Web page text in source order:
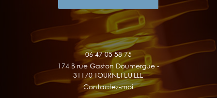
06 47 05 58 75
174 B rue Gaston Doumergue -
31170 TOURNEFEUILLE
Contactez-moi